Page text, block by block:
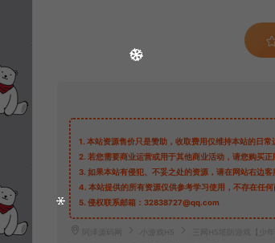
1. 本站资源售价只是赞助，收取费用仅维持本站的日常
2. 若您需要商业运营或用于其他商业活动，请您购买正
3. 如果本站有侵犯、不妥之处的资源，请在网站右边客
4. 本站提供的所有资源仅供参考学习使用，不存在任
5. 侵权联系邮箱：32838727@qq.com
阿泽源码网 小游戏H5
三网H5塔防游戏【少